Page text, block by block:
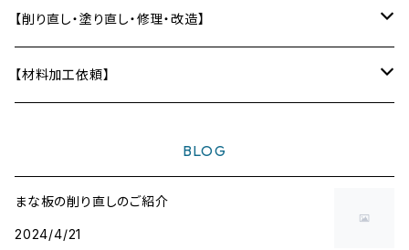
自作スピーカー部材加工
ディフューザー
テーブルの削り直し・塗り直し
【削り直し・塗り直し・修理・改造】
テーブル
【材料加工依頼】
〜30,000円
BLOG
まな板の削り直しのご紹介
2024/4/21